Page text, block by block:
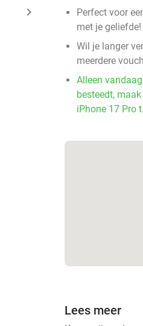
keyboard_arrow_right
Perfect voor
met je geliefde!
Wil je langer
meerdere
Alleen
besteedt,
iPhone 17 Pro
Lees meer